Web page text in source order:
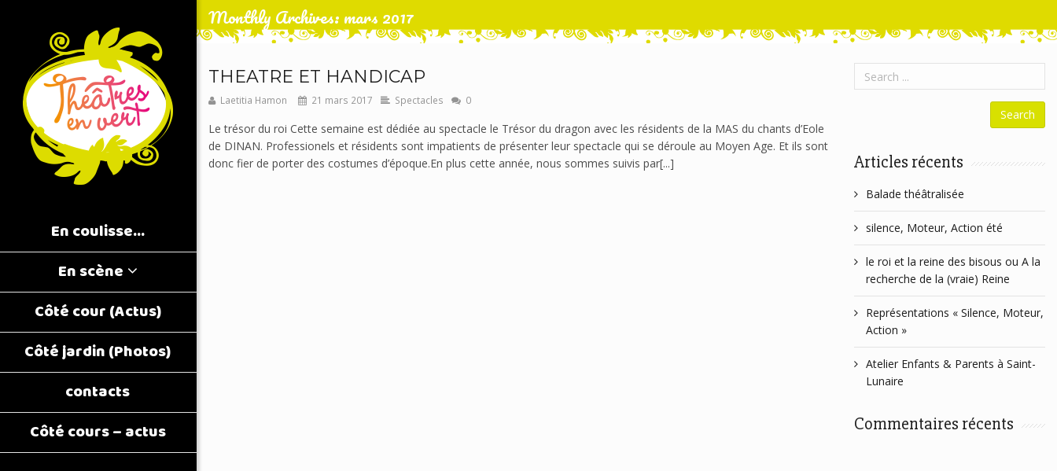
En coulisse…
En scène
Côté cour (Actus)
Côté jardin (Photos)
contacts
Côté cours – actus
Monthly Archives: mars 2017
THEATRE ET HANDICAP
Laetitia Hamon 21 mars 2017 Spectacles 0
Le trésor du roi Cette semaine est dédiée au spectacle le Trésor du dragon avec les résidents de la MAS du chants d’Eole
de DINAN. Professionels et résidents sont impatients de présenter leur spectacle qui se déroule au Moyen Age. Et ils sont
donc fier de porter des costumes d’époque.En plus cette année, nous sommes suivis par[...]
Articles récents
Balade théâtralisée
silence, Moteur, Action été
le roi et la reine des bisous ou A la
recherche de la (vraie) Reine
Représentations « Silence, Moteur,
Action »
Atelier Enfants & Parents à Saint-
Lunaire
Commentaires récents